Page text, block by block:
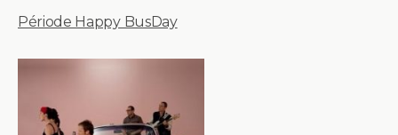
Période Happy BusDay